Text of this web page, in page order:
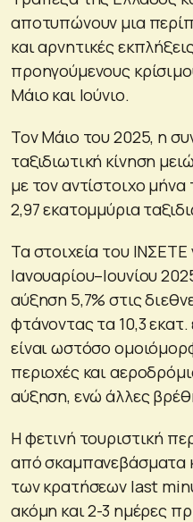
αποτυπώνουν μια
και αρνητικές
προηγούμενους
Μάιο και Ιούνιο.
Τον Μάιο του 2025, η
ταξιδιωτική κίνηση
με τον αντίστοιχο
2,97 εκατομμύρια
Τα στοιχεία του ΙΝΣΕΤΕ
Ιανουαρίου–Ιουνίου
αύξηση 5,7% στις
φτάνοντας τα 10,3
είναι ωστόσο
περιοχές και
αύξηση, ενώ άλλες
Η φετινή τουριστική
από σκαμπανεβάσματα
των κρατήσεων last
ακόμη και 2-3 ημέρες